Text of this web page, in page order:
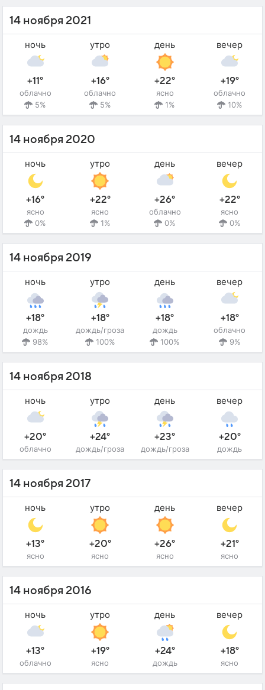
14 ноября 2021
ночь
+11°
облачно
5%
утро
+16°
облачно
5%
день
+22°
ясно
1%
вечер
+19°
облачно
10%
14 ноября 2020
ночь
+16°
ясно
0%
утро
+22°
ясно
1%
день
+26°
облачно
0%
вечер
+22°
ясно
0%
14 ноября 2019
ночь
+18°
дождь
98%
утро
+18°
дождь/гроза
100%
день
+18°
дождь
100%
вечер
+18°
облачно
9%
14 ноября 2018
ночь
+20°
облачно
утро
+24°
дождь/гроза
день
+23°
дождь/гроза
вечер
+20°
дождь
14 ноября 2017
ночь
+13°
ясно
утро
+20°
ясно
день
+26°
ясно
вечер
+21°
ясно
14 ноября 2016
ночь
+13°
облачно
утро
+19°
ясно
день
+24°
дождь
вечер
+18°
ясно